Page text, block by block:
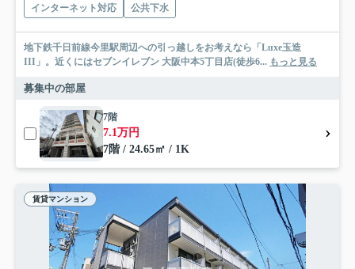
インターネット対応
公共下水
地下鉄千日前線今里駅周辺への引っ越しをお考えなら「Luxe玉造
III」。近くにはセブンイレブン 大阪中本5丁目店(徒歩6... もっと見る
募集中の部屋
7階
7.1万円
7階 / 24.65㎡ / 1K
賃貸マンション